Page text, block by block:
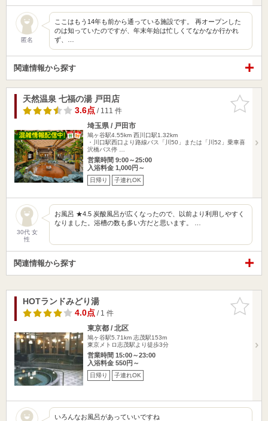
匿名
ここはもう14年も前から通っている施設です。 再オープンした
のは知っていたのですが、年末年始は忙しくてなかなか行かれ
ず、…
関連情報から探す
お気に入
りに追加
天然温泉 七福の湯 戸田店
3.6点/ 111 件
埼玉県 / 戸田市
鳩ヶ谷駅4.55km 西川口駅1.32km
・川口駅西口より路線バス「川50」または「川52」乗車喜
沢橋バス停 …
営業時間 9:00～25:00
入浴料金 1,000円～
日帰り 子連れOK
30代 女
性
お風呂 ★4.5 炭酸風呂が広くなったので、以前より利用しやすく
なりました。浴槽の数も多い方だと思います。 …
関連情報から探す
お気に入
りに追加
HOTランドみどり湯
4.0点/ 1 件
東京都 / 北区
鳩ヶ谷駅5.71km 志茂駅153m
東京メトロ志茂駅より徒歩3分
営業時間 15:00～23:00
入浴料金 550円～
日帰り 子連れOK
いろんなお風呂があっていいですね